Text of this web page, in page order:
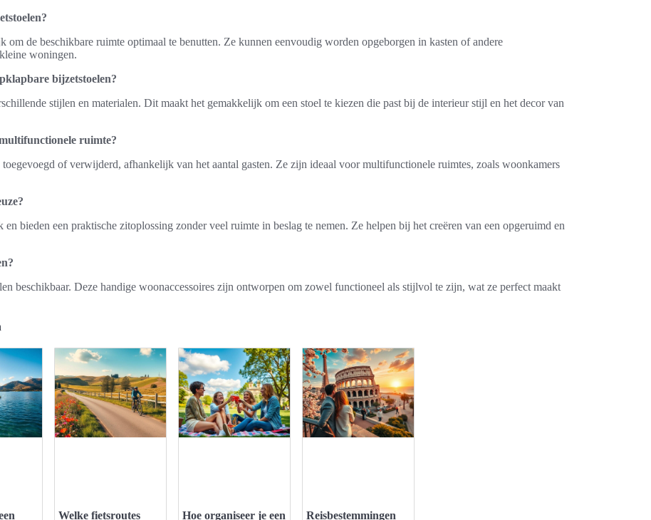
om de beschikbare ruimte optimaal te benutten. Ze kunnen eenvoudig worden opgeborgen in kasten of andere
woningen.
bijzetstoelen?
stijlen en materialen. Dit maakt het gemakkelijk om een stoel te kiezen die past bij de interieur stijl en het decor van
ruimte?
of verwijderd, afhankelijk van het aantal gasten. Ze zijn ideaal voor multifunctionele ruimtes, zoals woonkamers
bieden een praktische zitoplossing zonder veel ruimte in beslag te nemen. Ze helpen bij het creëren van een opgeruimd en
beschikbaar. Deze handige woonaccessoires zijn ontworpen om zowel functioneel als stijlvol te zijn, wat ze perfect maakt
Welke fietsroutes Hoe organiseer je een Reisbestemmingen